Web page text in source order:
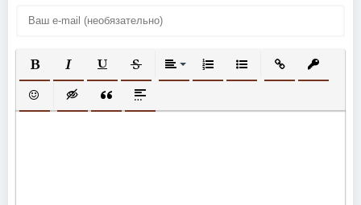
ПОЛУЖИРНЫЙ
КУРСИВПОДЧЕРКНУТЫЙ
ЗАЧЕРКНУТЫЙВЫРАВНИВАНИЕ
НУМЕРОВАННЫЙ СПИСОК
МАРКИРОВАННЫЙ
ВСТАВИТЬ
ВСТАВИТЬ СМАЙЛИК
ВСТАВКА СКРЫТОГО ТЕКСТА
ВСТАВКА ЦИТАТЫ
ВСТАВКА СПОЙЛЕРА